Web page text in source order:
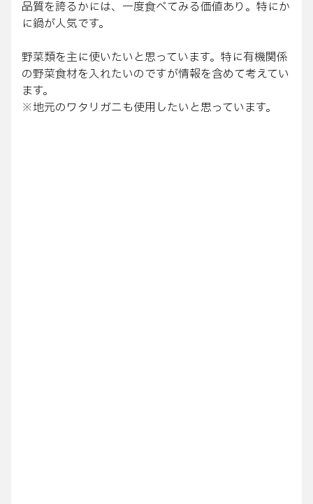
品質を誇るかには、一度食べてみる価値あり。特にか
に鍋が人気です。
野菜類を主に使いたいと思っています。特に有機関係
の野菜食材を入れたいのですが情報を含めて考えてい
ます。
※地元のワタリガニも使用したいと思っています。